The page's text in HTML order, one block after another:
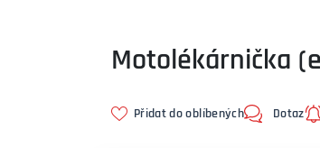
Motolékárnička
Přidat do oblíbených Dotaz